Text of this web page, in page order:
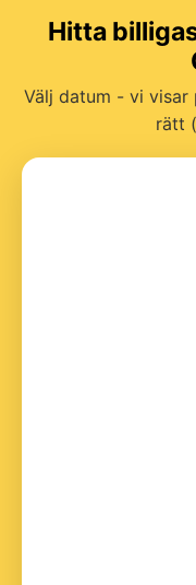
Hitta
Välj datum - vi visar
rätt